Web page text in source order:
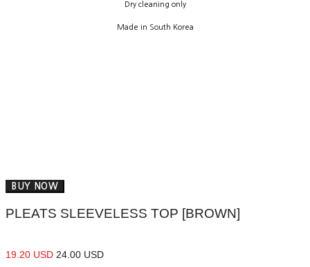
Dry cleaning only
Made in South Korea
BUY NOW
PLEATS SLEEVELESS TOP [BROWN]
19.20 USD 24.00 USD